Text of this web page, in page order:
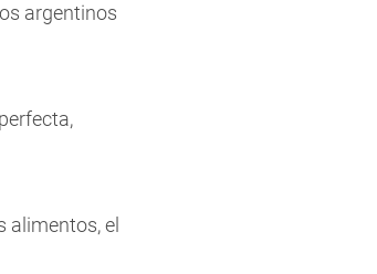
argentinos
alimentos, el